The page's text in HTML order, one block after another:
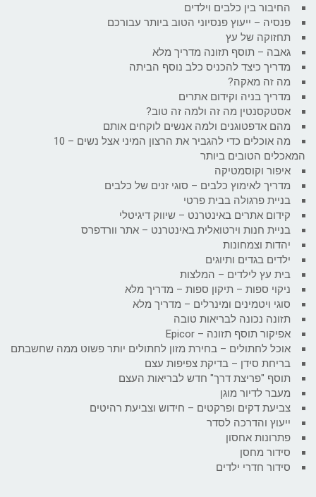
החיבור בין כלבים וילדים
פנסיה – ייעוץ פנסיוני הטוב ביותר עבורכם
תחזוקה של עץ
גאבה – תוסף תזונה מדריך מלא
מדריך כיצד להכניס כלב נוסף הביתה
מה זה מאקה?
מדריך בניה וקידום אתרים
אסטקסנטין מה זה ולמה זה טוב?
מהם אדפטוגנים ולמה אנשים לוקחים אותם
מה אוכלים כדי להגביר את הרצון המיני אצל נשים – 10
המאכלים הטובים ביותר
איפור וקוסמטיקה
מדריך לאימוץ כלבים – סוגי זנים של כלבים
בניית פרגולה בבית פרטי
קידום אתרים באינטרנט – שיווק דיגיטלי
בניית חנות וירטואלית באינטרנט – אתר וורדפרס
יהדות וצמחונות
ילדים בגדים ותיוגים
בית עץ לילדים – המלצות
ניקוי ספות – תיקון ספות – מדריך מלא
סוגי ויטמינים ומינרלים – מדריך מלא
תזונה נכונה לבריאות טובה
אפיקור תוסף תזונה – Epicor
אוכל לחתולים – בחירת מזון לחתולים יותר פשוט ממה שחשבתם
בריחת סידן – בדיקת צפיפות עצם
תוסף "פריצת דרך" חדש לבריאות העצם
מעבר לדיור מוגן
צביעת דקים ופרקטים – חידוש וצביעת רהיטים
ייעוץ והדרכה לסדר
פתרונות אחסון
סידור מחסן
סידור חדרי ילדים